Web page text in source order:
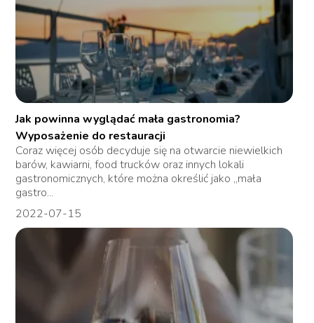
Jak powinna wyglądać mała gastronomia?
Wyposażenie do restauracji
Coraz więcej osób decyduje się na otwarcie niewielkich
barów, kawiarni, food trucków oraz innych lokali
gastronomicznych, które można określić jako „mała
gastro...
2022-07-15